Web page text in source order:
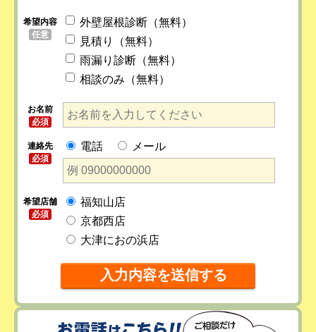
希望内容
任意
外壁屋根診断（無料）
見積り（無料）
雨漏り診断（無料）
相談のみ（無料）
お名前
必須
連絡先
必須
電話 メール
希望店舗
必須
福知山店
京都西店
大津におの浜店